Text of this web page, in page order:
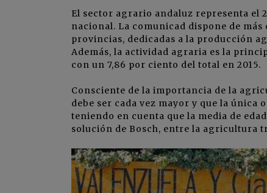
El sector agrario andaluz representa el
nacional. La comunicad dispone de
provincias, dedicadas a la producción
Además, la actividad agraria es la
con un 7,86 por ciento del total en 2015.
Consciente de la importancia de la
debe ser cada vez mayor y que la
teniendo en cuenta que la media de
solución de Bosch, entre la agricultura